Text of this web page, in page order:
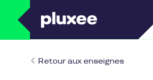
Retour aux enseignes